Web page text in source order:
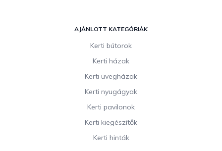
AJÁNLOTT KATEGÓRIÁK
Kerti bútorok
Kerti házak
Kerti üvegházak
Kerti nyugágyak
Kerti pavilonok
Kerti kiegészítők
Kerti hinták